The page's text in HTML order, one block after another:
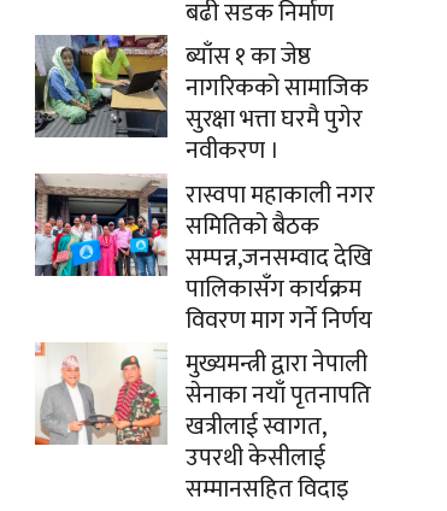
बढी सडक निर्माण
ब्याँस १ का जेष्ठ
नागरिकको सामाजिक
सुरक्षा भत्ता घरमै पुगेर
नवीकरण ।
रास्वपा महाकाली नगर
समितिको बैठक
सम्पन्न,जनसम्वाद देखि
पालिकासँग कार्यक्रम
विवरण माग गर्ने निर्णय
मुख्यमन्त्री द्वारा नेपाली
सेनाका नयाँ पृतनापति
खत्रीलाई स्वागत,
उपरथी केसीलाई
सम्मानसहित विदाइ